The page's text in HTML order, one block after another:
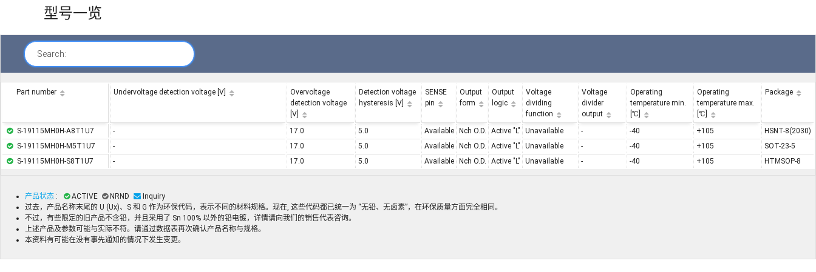
型号一览
Search:
Part number Undervoltage detection voltage [V]
Overvoltage
detection voltage
[V]
Detection voltage
hysteresis [V]
SENSE
pin
Output
form
Output
logic
Voltage
dividing
function
Voltage
divider
output
Operating
temperature min.
[℃]
Operating
temperature max.
[℃]
Package
S-19115MH0H-A8T1U7 - 17.0 5.0 Available Nch O.D. Active "L" Unavailable - -40 +105
HSNT-8(2030)
S-19115MH0H-M5T1U7
- 17.0 5.0 Available Nch O.D. Active "L" Unavailable - -40 +105
SOT-23-5
S-19115MH0H-S8T1U7
- 17.0 5.0 Available Nch O.D. Active "L" Unavailable - -40 +105 HTMSOP-8
产品状态 : ACTIVE NRND
Inquiry
过去，产品名称末尾的 U (Ux)、S 和 G 作为环保代码，表示不同的材料规格。现在, 这些代码都已统一为 “无铅、无卤素”，在环保质量方面完全相同。
不过，有些限定的旧产品不含铅，并且采用了 Sn 100% 以外的铅电镀，详情请向我们的销售代表咨询。
上述产品及参数可能与实际不符。请通过数据表再次确认产品名称与规格。
本资料有可能在没有事先通知的情况下发生变更。